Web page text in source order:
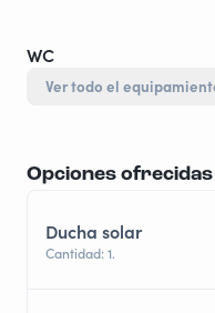
WC
Ver todo el
Opciones
Ducha solar
Cantidad: 1.